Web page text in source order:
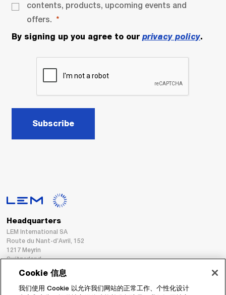
contents, products, upcoming events and
offers.
By signing up you agree to our privacy policy.
Subscribe
Headquarters
LEM International SA
Route du Nant-d’Avril, 152
1217 Meyrin
Switzerland
Fax : +41 22 794 94 78
Cookie 信息
我们使用 Cookie 以允许我们网站的正常工作、个性化设计